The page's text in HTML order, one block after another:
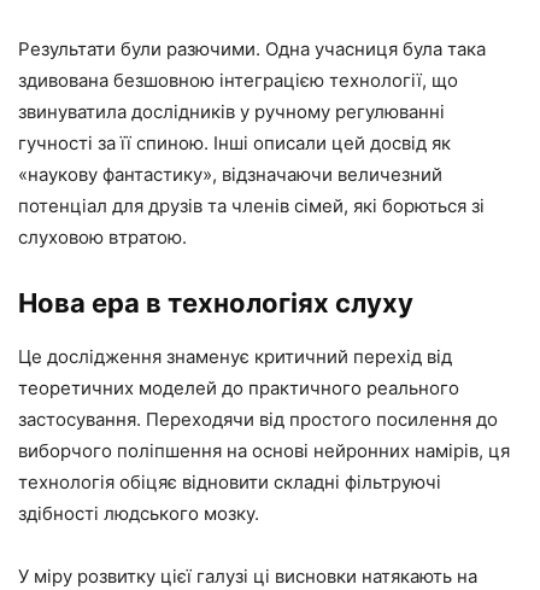
Результати були разючими. Одна учасниця була така
здивована безшовною інтеграцією технології, що
звинуватила дослідників у ручному регулюванні
гучності за її спиною. Інші описали цей досвід як
«наукову фантастику», відзначаючи величезний
потенціал для друзів та членів сімей, які борються зі
слуховою втратою.
Нова ера в технологіях слуху
Це дослідження знаменує критичний перехід від
теоретичних моделей до практичного реального
застосування. Переходячи від простого посилення до
виборчого поліпшення на основі нейронних намірів, ця
технологія обіцяє відновити складні фільтруючі
здібності людського мозку.
У міру розвитку цієї галузі ці висновки натякають на